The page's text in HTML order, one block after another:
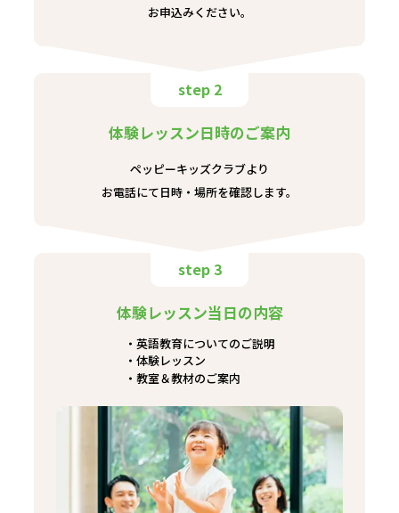
お申込みください。
step 2
体験レッスン日時のご案内
ペッピーキッズクラブより
お電話にて日時・場所を確認します。
step 3
体験レッスン当日の内容
英語教育についてのご説明
体験レッスン
教室＆教材のご案内